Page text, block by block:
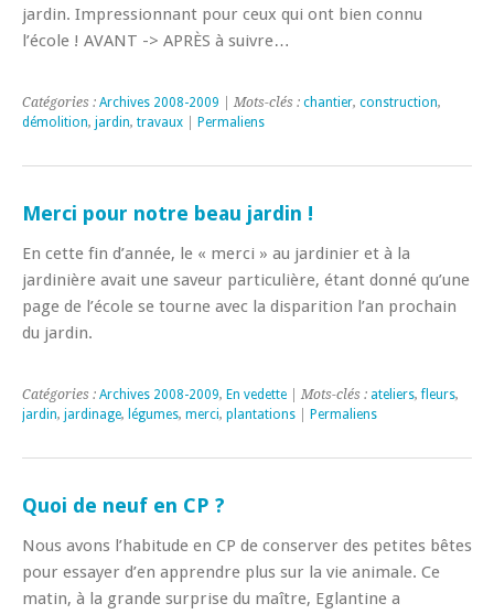
jardin. Impressionnant pour ceux qui ont bien connu
l’école ! AVANT -> APRÈS à suivre…
Catégories : Archives 2008-2009 | Mots-clés : chantier, construction,
démolition, jardin, travaux Permaliens
Merci pour notre beau jardin !
En cette fin d’année, le « merci » au jardinier et à la
jardinière avait une saveur particulière, étant donné qu’une
page de l’école se tourne avec la disparition l’an prochain
du jardin.
Catégories : Archives 2008-2009, En vedette | Mots-clés : ateliers,fleurs,
jardin, jardinage, légumes, merci, plantations Permaliens
Quoi de neuf en CP ?
Nous avons l’habitude en CP de conserver des petites bêtes
pour essayer d’en apprendre plus sur la vie animale. Ce
matin, à la grande surprise du maître, Eglantine a